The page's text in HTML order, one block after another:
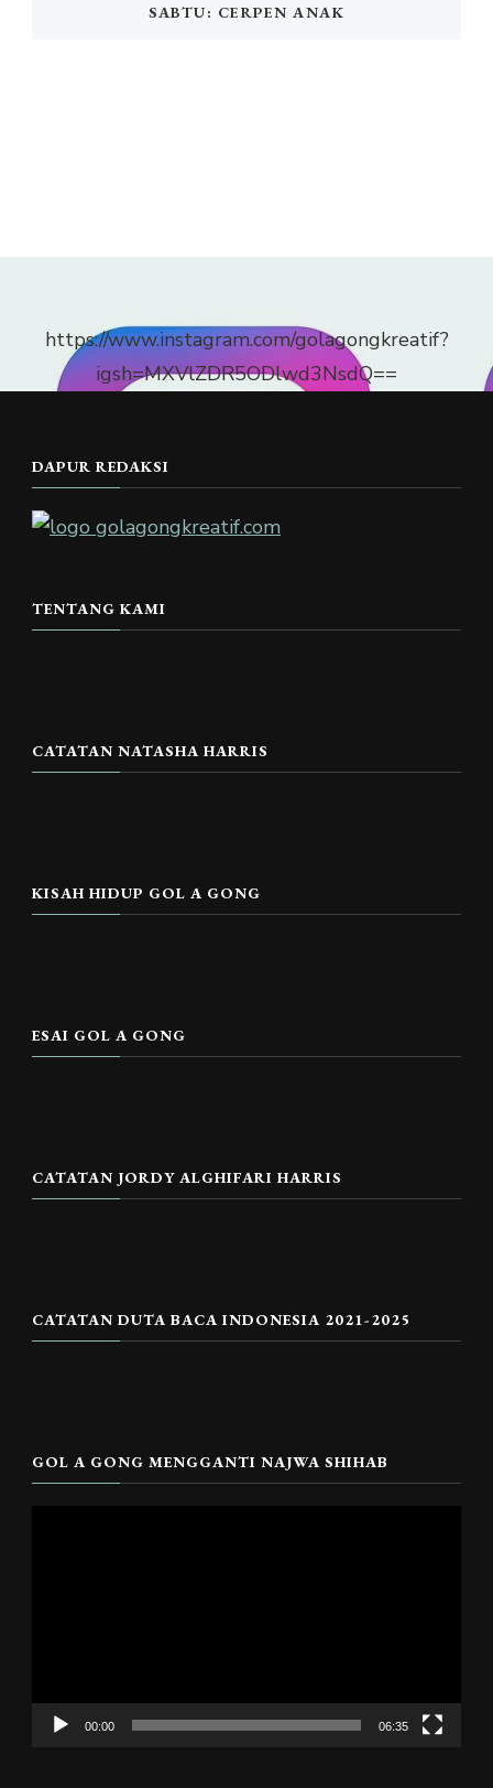
SABTU: CERPEN ANAK
https://www.instagram.com/golagongkreatif?
igsh=MXVlZDR5ODlwd3NsdQ==
DAPUR REDAKSI
TENTANG KAMI
CATATAN NATASHA HARRIS
KISAH HIDUP GOL A GONG
ESAI GOL A GONG
CATATAN JORDY ALGHIFARI HARRIS
CATATAN DUTA BACA INDONESIA 2021-2025
GOL A GONG MENGGANTI NAJWA SHIHAB
00:00 06:35